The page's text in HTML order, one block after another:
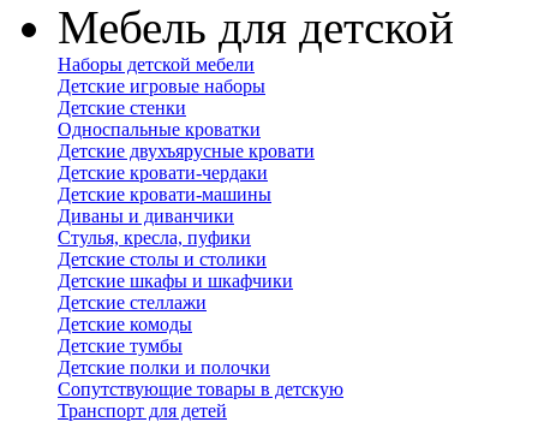
Мебель для детской
Наборы детской мебели
Детские игровые наборы
Детские стенки
Односпальные кроватки
Детские двухъярусные кровати
Детские кровати-чердаки
Детские кровати-машины
Диваны и диванчики
Стулья, кресла, пуфики
Детские столы и столики
Детские шкафы и шкафчики
Детские стеллажи
Детские комоды
Детские тумбы
Детские полки и полочки
Сопутствующие товары в детскую
Транспорт для детей